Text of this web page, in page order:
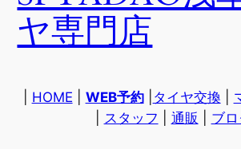
プ
ヤ専門店
HOME WEB予約| タイヤ交換
スタッフ 通販 ブ